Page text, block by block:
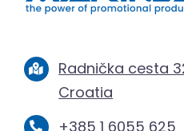
Radnička cesta
Croatia
+385 1 6055 625